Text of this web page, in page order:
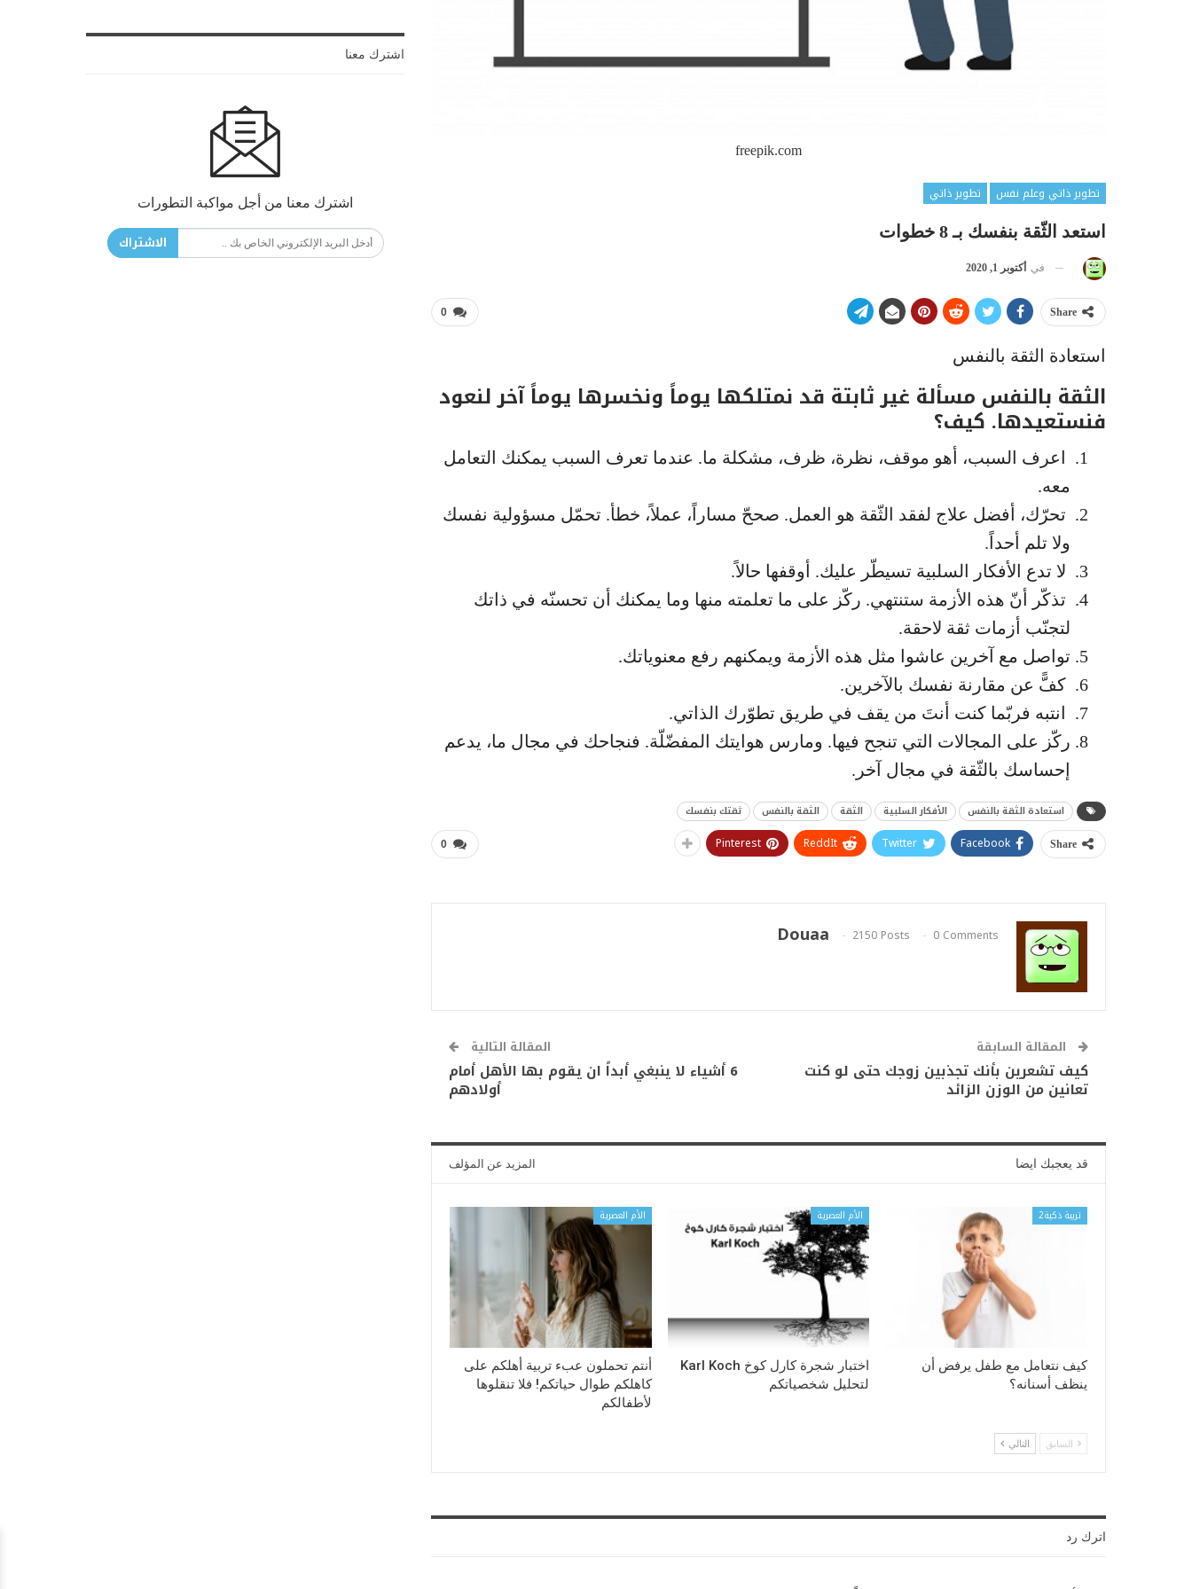
freepik.com
تطوير ذاتي وعلم نفس
تطوير ذاتي
استعد الثّقة بنفسك بـ 8 خطوات
في أكتوبر 1, 2020
0 Share
استعادة الثقة بالنفس
الثقة بالنفس مسألة غير ثابتة قد نمتلكها يوماً ونخسرها يوماً آخر لنعود
فنستعيدها. كيف؟
اعرف السبب، أهو موقف، نظرة، ظرف، مشكلة ما. عندما تعرف السبب يمكنك التعامل
معه.
تحرّك، أفضل علاج لفقد الثّقة هو العمل. صححّ مساراً، عملاً، خطأ. تحمّل مسؤولية نفسك
ولا تلم أحداً.
لا تدع الأفكار السلبية تسيطّر عليك. أوقفها حالاً.
تذكّر أنّ هذه الأزمة ستنتهي. ركّز على ما تعلمته منها وما يمكنك أن تحسنّه في ذاتك
لتجنّب أزمات ثقة لاحقة.
تواصل مع آخرين عاشوا مثل هذه الأزمة ويمكنهم رفع معنوياتك.
كفًّ عن مقارنة نفسك بالآخرين.
انتبه فربّما كنت أنتَ من يقف في طريق تطوّرك الذاتي.
ركّز على المجالات التي تنجح فيها. ومارس هوايتك المفضّلّة. فنجاحك في مجال ما، يدعم
إحساسك بالثّقة في مجال آخر.
استعادة الثقة بالنفس الأفكار السلبية الثقة الثقة بالنفس ثقتك بنفسك
0 Share
Facebook
Twitter
ReddIt
Pinterest
Douaa 2150 Posts 0 Comments
المقالة السابقة
كيف تشعرين بأنك تجذبين زوجك حتى لو كنت
تعانين من الوزن الزائد
المقالة التالية
6 أشياء لا ينبغي أبداً ان يقوم بها الأهل أمام
أولادهم
قد يعجبك ايضا المزيد عن المؤلف
تربية ذكية2
كيف نتعامل مع طفل يرفض أن
ينظف أسنانه؟
الأم العصرية
اختبار شجرة كارل كوخ Karl Koch
لتحليل شخصياتكم
الأم العصرية
أنتم تحملون عبء تربية أهلكم على
كاهلكم طوال حياتكم! فلا تنقلوها
لأطفالكم
السابق التالي
اترك رد
اشترك معنا
اشترك معنا من أجل مواكبة التطورات
الاشتراك